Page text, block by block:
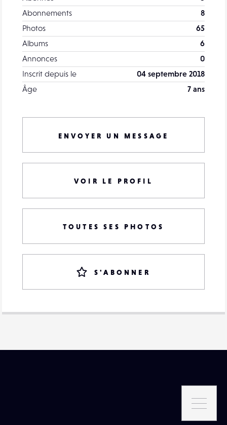
Abonnements
8
Photos
65
Albums
6
Annonces
0
Inscrit depuis le
04 septembre 2018
Âge
7 ans
ENVOYER UN MESSAGE
VOIR LE PROFIL
TOUTES SES PHOTOS
S'ABONNER